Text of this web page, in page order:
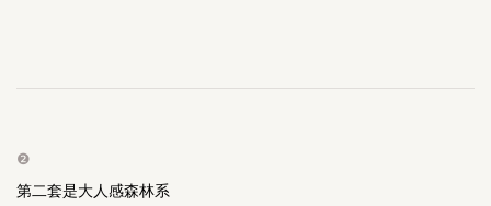
❷
第二套是大人感森林系